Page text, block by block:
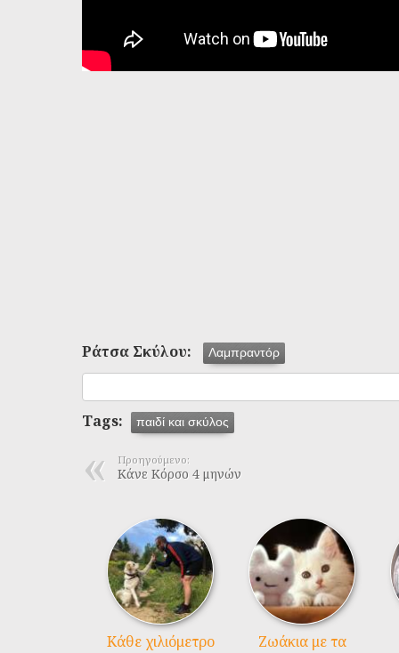
Ράτσα Σκύλου: Λαμπραντόρ
Tags: παιδί και σκύλος
Προηγούμενο:
Κάνε Κόρσο 4 μηνών
Kάθε χιλιόμετρο
Ζωάκια με τα